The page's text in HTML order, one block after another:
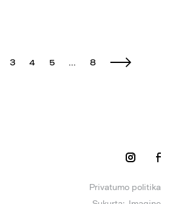
3 4 5 ... 8
Privatumo politika